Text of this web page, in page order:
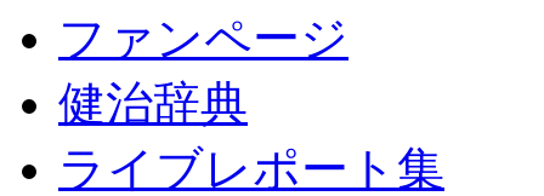
ファンページ
健治辞典
ライブレポート集